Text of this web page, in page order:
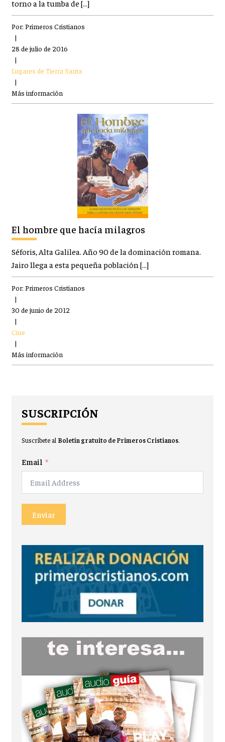
torno a la tumba de […]
Por: Primeros Cristianos
|
28 de julio de 2016
|
Lugares de Tierra Santa
|
Más información
El hombre que hacía milagros
Séforis, Alta Galilea. Año 90 de la dominación romana.
Jairo llega a esta pequeña población […]
Por: Primeros Cristianos
|
30 de junio de 2012
|
Cine
|
Más información
SUSCRIPCIÓN
Suscríbete al Boletín gratuito de Primeros Cristianos.
Email
Enviar